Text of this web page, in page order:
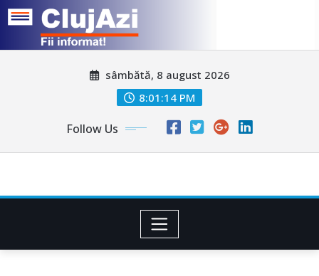
sâmbătă, 8 august 2026
8:01:17 PM
Follow Us